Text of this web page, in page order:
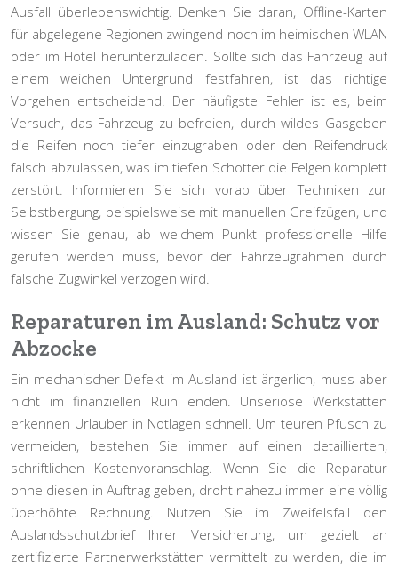
Ausfall überlebenswichtig. Denken Sie daran, Offline-Karten
für abgelegene Regionen zwingend noch im heimischen WLAN
oder im Hotel herunterzuladen. Sollte sich das Fahrzeug auf
einem weichen Untergrund festfahren, ist das richtige
Vorgehen entscheidend. Der häufigste Fehler ist es, beim
Versuch, das Fahrzeug zu befreien, durch wildes Gasgeben
die Reifen noch tiefer einzugraben oder den Reifendruck
falsch abzulassen, was im tiefen Schotter die Felgen komplett
zerstört. Informieren Sie sich vorab über Techniken zur
Selbstbergung, beispielsweise mit manuellen Greifzügen, und
wissen Sie genau, ab welchem Punkt professionelle Hilfe
gerufen werden muss, bevor der Fahrzeugrahmen durch
falsche Zugwinkel verzogen wird.
Reparaturen im Ausland: Schutz vor
Abzocke
Ein mechanischer Defekt im Ausland ist ärgerlich, muss aber
nicht im finanziellen Ruin enden. Unseriöse Werkstätten
erkennen Urlauber in Notlagen schnell. Um teuren Pfusch zu
vermeiden, bestehen Sie immer auf einen detaillierten,
schriftlichen Kostenvoranschlag. Wenn Sie die Reparatur
ohne diesen in Auftrag geben, droht nahezu immer eine völlig
überhöhte Rechnung. Nutzen Sie im Zweifelsfall den
Auslandsschutzbrief Ihrer Versicherung, um gezielt an
zertifizierte Partnerwerkstätten vermittelt zu werden, die im